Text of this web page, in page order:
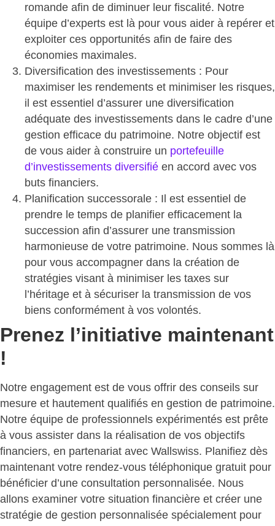
romande afin de diminuer leur fiscalité. Notre
équipe d’experts est là pour vous aider à repérer et
exploiter ces opportunités afin de faire des
économies maximales.
Diversification des investissements : Pour
maximiser les rendements et minimiser les risques,
il est essentiel d’assurer une diversification
adéquate des investissements dans le cadre d’une
gestion efficace du patrimoine. Notre objectif est
de vous aider à construire un portefeuille
d’investissements diversifié en accord avec vos
buts financiers.
Planification successorale : Il est essentiel de
prendre le temps de planifier efficacement la
succession afin d’assurer une transmission
harmonieuse de votre patrimoine. Nous sommes là
pour vous accompagner dans la création de
stratégies visant à minimiser les taxes sur
l’héritage et à sécuriser la transmission de vos
biens conformément à vos volontés.
Prenez l’initiative maintenant
!
Notre engagement est de vous offrir des conseils sur
mesure et hautement qualifiés en gestion de patrimoine.
Notre équipe de professionnels expérimentés est prête
à vous assister dans la réalisation de vos objectifs
financiers, en partenariat avec Wallswiss. Planifiez dès
maintenant votre rendez-vous téléphonique gratuit pour
bénéficier d’une consultation personnalisée. Nous
allons examiner votre situation financière et créer une
stratégie de gestion personnalisée spécialement pour